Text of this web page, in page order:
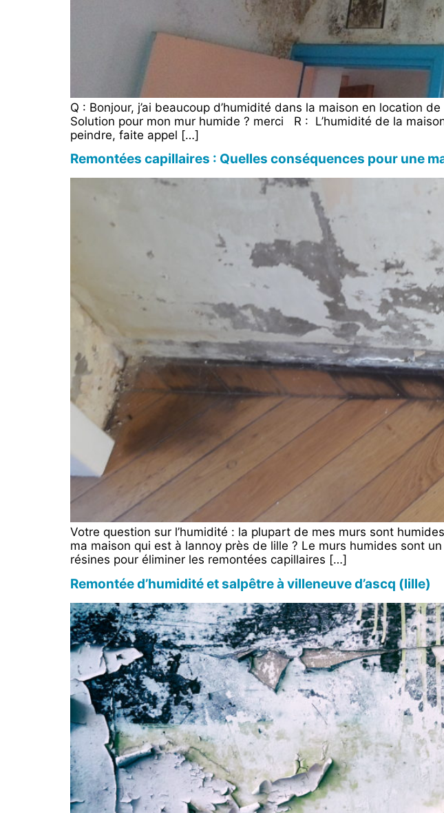
Q : Bonjour, j’ai beaucoup d’humidité dans la maison en location
Solution pour mon mur humide ? merci R : L’humidité de la
peindre, faite appel […]
Remontées capillaires : Quelles conséquences pour une
Votre question sur l’humidité : la plupart de mes murs sont
ma maison qui est à lannoy près de lille ? Le murs humides sont
résines pour éliminer les remontées capillaires […]
Remontée d’humidité et salpêtre à villeneuve d’ascq (lille)